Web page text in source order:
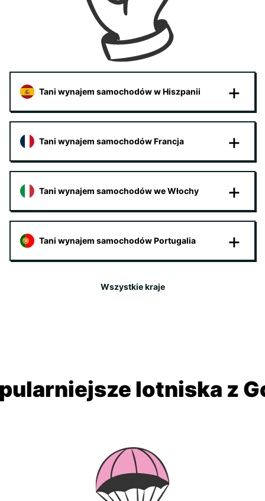
Tani wynajem samochodów w Hiszpanii
Tani wynajem samochodów Francja
Tani wynajem samochodów we Włochy
Tani wynajem samochodów Portugalia
Wszystkie kraje
lotniska z